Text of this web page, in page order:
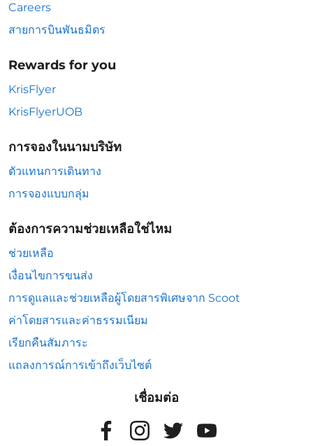
Careers
สายการบินพันธมิตร
Rewards for you
KrisFlyer
KrisFlyerUOB
การจองในนามบริษัท
ตัวแทนการเดินทาง
การจองแบบกลุ่ม
ต้องการความช่วยเหลือใช่ไหม
ช่วยเหลือ
เงื่อนไขการขนส่ง
การดูแลและช่วยเหลือผู้โดยสารพิเศษจาก Scoot
ค่าโดยสารและค่าธรรมเนียม
เรียกคืนสัมภาระ
แถลงการณ์การเข้าถึงเว็บไซต์
เชื่อมต่อ